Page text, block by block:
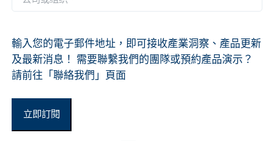
*
司
组
织
*
輸入您的電子郵件地址，即可接收產業洞察、產品更新
及最新消息！ 需要聯繫我們的團隊或預約產品演示？
請前往「聯絡我們」頁面
立即訂閱